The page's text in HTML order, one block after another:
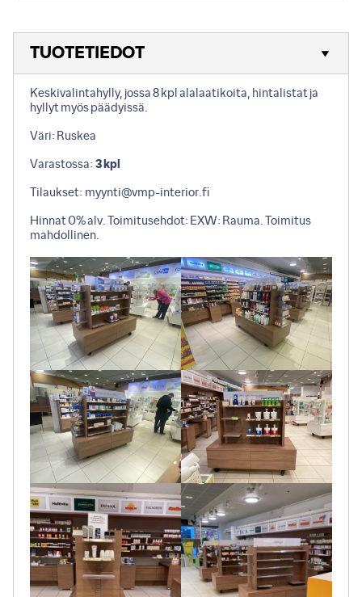
TUOTETIEDOT
Keskivalintahylly, jossa 8 kpl alalaatikoita, hintalistat ja
hyllyt myös päädyissä.
Väri: Ruskea
Varastossa: 3 kpl
Tilaukset: myynti@vmp-interior.fi
Hinnat 0% alv. Toimitusehdot: EXW: Rauma. Toimitus
mahdollinen.